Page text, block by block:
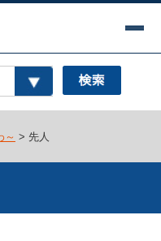
～ > 先人